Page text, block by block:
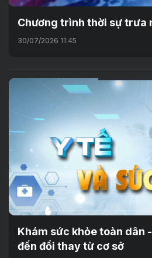
Chương trình thời sự
30/07/2026 11:45
Khám sức khỏe toàn dân
đến đổi thay từ cơ sở